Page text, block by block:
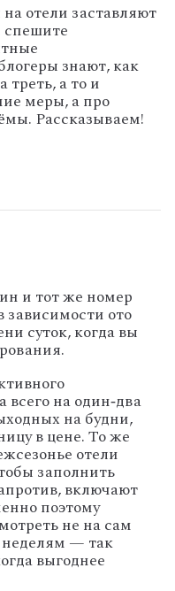
наотели заставляют
спешите
знают,как
треть,атои
меры,апро
Рассказываем!
и тотже номер
зависимости ото
суток,когдавы
всегонаодин‑два
набудни,
вцене.Тоже
отели
заполнить
включают
поэтому
не насам
неделям — так
выгоднее